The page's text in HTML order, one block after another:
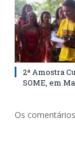
2ª Amostra
SOME, em
Os